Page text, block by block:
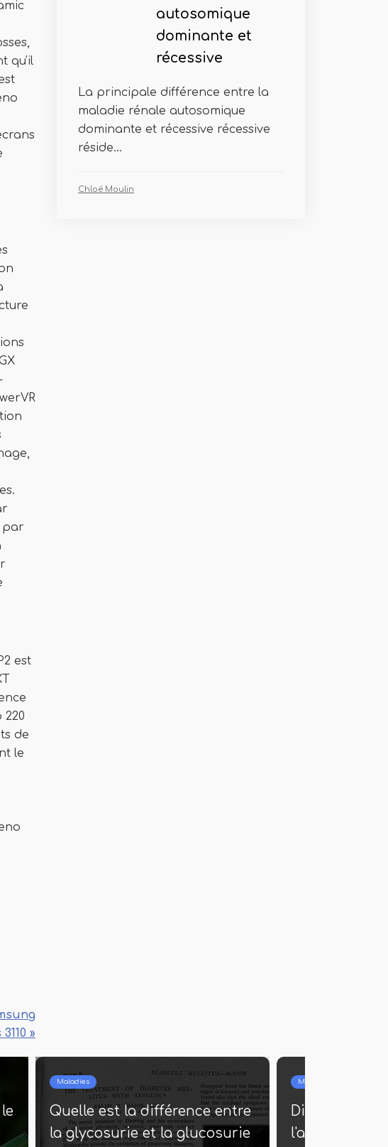
qu'il
par
est
de
le
»
autosomique
dominante et
récessive
La principale différence entre la
maladie rénale autosomique
dominante et récessive récessive
réside...
Chloé Moulin
Maladies
Quelle est la différence entre
la glycosurie et la glucosurie
Maladies
Différence
l'arthrose